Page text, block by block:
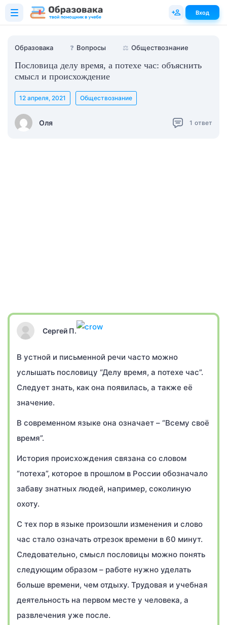
Образовака ❓ Вопросы ⚖️ Обществознание
Пословица делу время, а потехе час: объяснить
смысл и происхождение
Оля
12 апреля, 2021 Обществознание
1 ответ
Сергей П.
В устной и письменной речи часто можно
услышать пословицу “Делу время, а потехе час”.
Следует знать, как она появилась, а также её
значение.
В современном языке она означает – “Всему своё
время”.
История происхождения связана со словом
“потеха”, которое в прошлом в России обозначало
забаву знатных людей, например, соколиную
охоту.
С тех пор в языке произошли изменения и слово
час стало означать отрезок времени в 60 минут.
Следовательно, смысл пословицы можно понять
следующим образом – работе нужно уделать
больше времени, чем отдыху. Трудовая и учебная
деятельность на первом месте у человека, а
развлечения уже после.
Вход